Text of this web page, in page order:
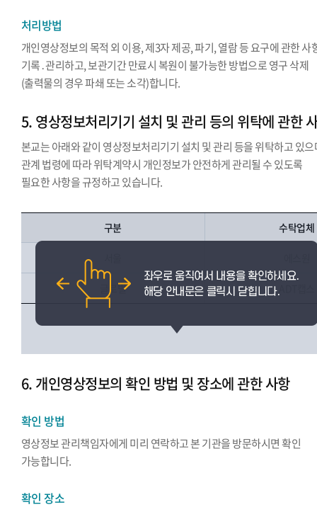
처리방법
개인영상정보의 목적 외 이용, 제3자 제공, 파기, 열람 등 요구에 관한 사
기록․관리하고, 보관기간 만료시 복원이 불가능한 방법으로 영구 삭제
(출력물의 경우 파쇄 또는 소각)합니다.
5. 영상정보처리기기 설치 및 관리 등의 위탁에 관한
본교는 아래와 같이 영상정보처리기기 설치 및 관리 등을 위탁하고 있
관계 법령에 따라 위탁계약시 개인정보가 안전하게 관리될 수 있도록
필요한 사항을 규정하고 있습니다.
구분 수탁업체
글로벌
6. 개인영상정보의 확인 방법 및 장소에 관한 사항
확인 방법
영상정보 관리책임자에게 미리 연락하고 본 기관을 방문하시면 확인
가능합니다.
확인 장소